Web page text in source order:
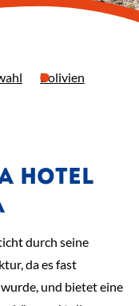
Bolivien
neuen
HOTEL
durch seine
da es fast
und bietet eine